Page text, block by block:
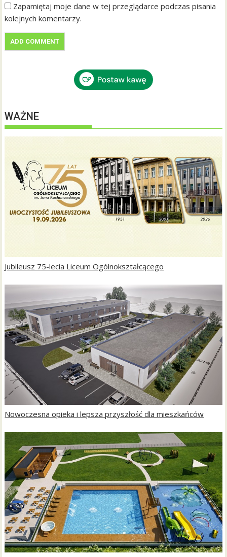
Zapamiętaj moje dane w tej przeglądarce podczas pisania
kolejnych komentarzy.
WAŻNE
Jubileusz 75-lecia Liceum Ogólnokształcącego
Nowoczesna opieka i lepsza przyszłość dla mieszkańców